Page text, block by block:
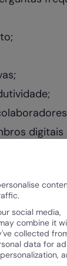
aqui que
social media,
combine it
collected
data for ad